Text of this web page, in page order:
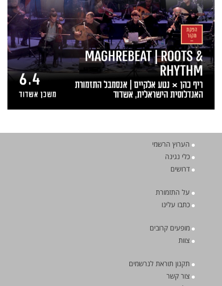
הערוץ הרשמי
כלי נגינה
דרושים
על התזמורת
כתבו עלינו
מופעים קרובים
צוות
תקנון תוראת לנרשמים
צור קשר